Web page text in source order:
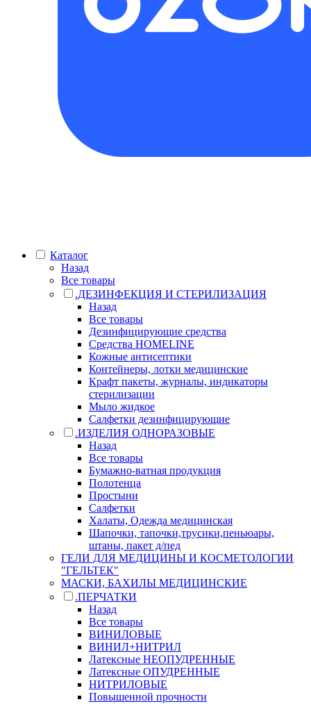
Каталог
Назад
Все товары
.ДЕЗИНФЕКЦИЯ И СТЕРИЛИЗАЦИЯ
Назад
Все товары
Дезинфицирующие средства
Средства HOMELINE
Кожные антисептики
Контейнеры, лотки медицинские
Крафт пакеты, журналы, индикаторы
стерилизации
Мыло жидкое
Салфетки дезинфицирующие
.ИЗДЕЛИЯ ОДНОРАЗОВЫЕ
Назад
Все товары
Бумажно-ватная продукция
Полотенца
Простыни
Салфетки
Халаты, Одежда медицинская
Шапочки, тапочки,трусики,пеньюары,
штаны, пакет д/пед
ГЕЛИ ДЛЯ МЕДИЦИНЫ И КОСМЕТОЛОГИИ
"ГЕЛЬТЕК"
МАСКИ, БАХИЛЫ МЕДИЦИНСКИЕ
.ПЕРЧАТКИ
Назад
Все товары
ВИНИЛОВЫЕ
ВИНИЛ+НИТРИЛ
Латексные НЕОПУДРЕННЫЕ
Латексные ОПУДРЕННЫЕ
НИТРИЛОВЫЕ
Повышенной прочности